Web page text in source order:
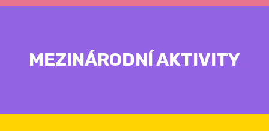
MEZINÁRODNÍ AKTIVITY